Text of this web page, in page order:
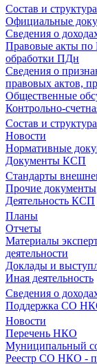
Состав и структура
Официальные
Сведения о
Правовые акты по
обработки ПДн
Сведения о
правовых актов,
Общественные
Контрольно-
Состав и структура
Новости
Нормативные
Документы КСП
Стандарты
Прочие документы
Деятельность КСП
Планы
Отчеты
Материалы
деятельности
Доклады и
Иная деятельность
Сведения о
Поддержка СО
Новости
Перечень НКО
Муниципальный
Реестр СО НКО -